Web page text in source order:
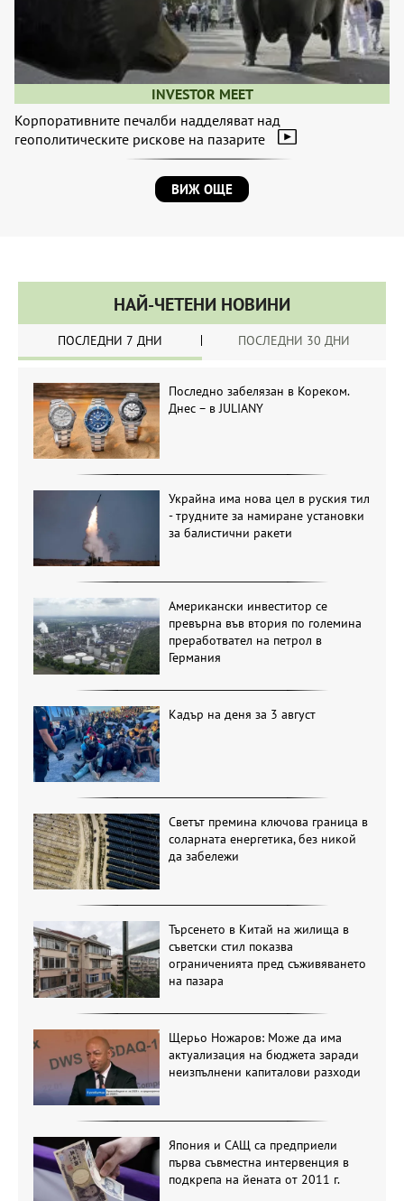
INVESTOR MEET
Корпоративните печалби надделяват над
геополитическите рискове на пазарите
ВИЖ ОЩЕ
НАЙ-ЧЕТЕНИ НОВИНИ
ПОСЛЕДНИ 7 ДНИ ПОСЛЕДНИ 30 ДНИ
Последно забелязан в Кореком.
Днес – в JULIANY
Украйна има нова цел в руския тил
- трудните за намиране установки
за балистични ракети
Американски инвеститор се
превърна във втория по големина
преработвател на петрол в
Германия
Кадър на деня за 3 август
Светът премина ключова граница в
соларната енергетика, без никой
да забележи
Търсенето в Китай на жилища в
съветски стил показва
ограниченията пред съживяването
на пазара
Щерьо Ножаров: Може да има
актуализация на бюджета заради
неизпълнени капиталови разходи
Япония и САЩ са предприели
първа съвместна интервенция в
подкрепа на йената от 2011 г.